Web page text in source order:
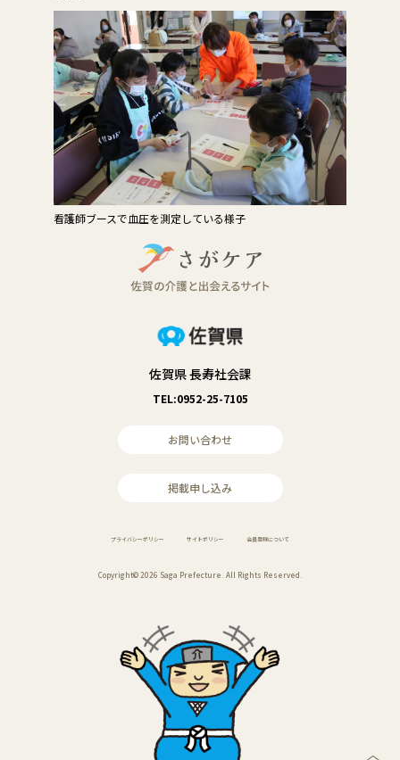
看護師ブースで血圧を測定している様子
佐賀県 長寿社会課
TEL:0952-25-7105
お問い合わせ
掲載申し込み
プライバシーポリシー サイトポリシー 会員登録について
Copyright© 2026 Saga Prefecture. All Rights Reserved.